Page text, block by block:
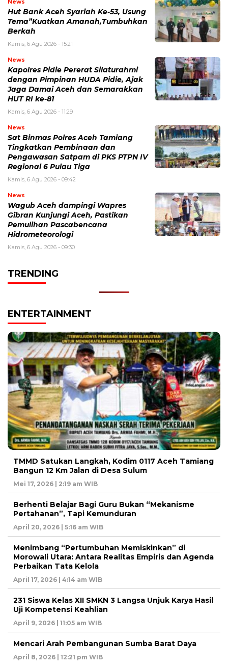
Hut Bank Aceh Syariah Ke-53, Usung
Tema”Kuatkan Amanah,Tumbuhkan
Berkah
Kamis, 6 Agu 2026 - 15:21
News
Kapolres Pidie Pererat Silaturahmi
dengan Pimpinan HUDA Pidie, Ajak
Jaga Damai Aceh dan Semarakkan
HUT RI ke-81
Kamis, 6 Agu 2026 - 11:29
News
Sat Binmas Polres Aceh Tamiang
Tingkatkan Pembinaan dan
Pengawasan Satpam di PKS PTPN IV
Regional 6 Pulau Tiga
Kamis, 6 Agu 2026 - 09:42
News
Wagub Aceh dampingi Wapres
Gibran Kunjungi Aceh, Pastikan
Pemulihan Pascabencana
Hidrometeorologi
Kamis, 6 Agu 2026 - 09:30
TRENDING
ENTERTAINMENT
TMMD Satukan Langkah, Kodim 0117 Aceh Tamiang
Bangun 12 Km Jalan di Desa Sulum
Mei 17, 2026 | 2:19 am WIB
Berhenti Belajar Bagi Guru Bukan “Mekanisme
Pertahanan”, Tapi Kemunduran
April 20, 2026 | 5:16 am WIB
Menimbang “Pertumbuhan Memiskinkan” di
Morowali Utara: Antara Realitas Empiris dan Agenda
Perbaikan Tata Kelola
April 17, 2026 | 4:14 am WIB
231 Siswa Kelas XII SMKN 3 Langsa Unjuk Karya Hasil
Uji Kompetensi Keahlian
April 9, 2026 | 11:05 am WIB
Mencari Arah Pembangunan Sumba Barat Daya
April 8, 2026 | 12:21 pm WIB